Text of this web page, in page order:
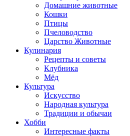
Домашние животные
Кошки
Птицы
Пчеловодство
Царство Животные
Кулинария
Рецепты и советы
Клубника
Мёд
Культура
Искусство
Народная культура
Традиции и обычаи
Хобби
Интересные факты